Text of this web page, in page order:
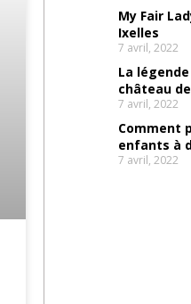
My Fair
Ixelles
7 avril, 2022
La
château de
7 avril, 2022
Comment
enfants à
7 avril, 2022